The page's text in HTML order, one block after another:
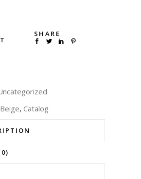
SHARE
Beige, Catalog